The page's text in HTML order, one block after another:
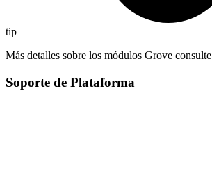
tip
Más detalles sobre los módulos Grove consulte
Soporte de Plataforma